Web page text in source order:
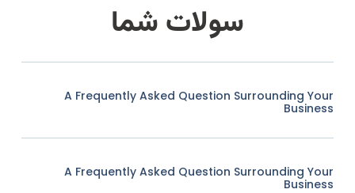
سولات شما
A Frequently Asked Question Surrounding Your
Business
A Frequently Asked Question Surrounding Your
Business